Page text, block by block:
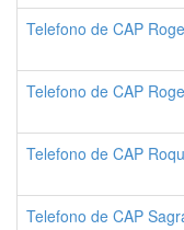
Telefono de CAP
Telefono de CAP
Telefono de CAP
Telefono de CAP